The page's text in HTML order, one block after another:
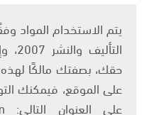
حقك، بصفتك مالكًا
على الموقع، فيمكنك